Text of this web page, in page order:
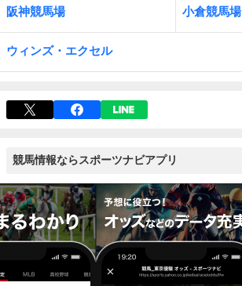
阪神競馬場 小倉競馬場
ウィンズ・エクセル
競馬情報ならスポーツナビアプリ